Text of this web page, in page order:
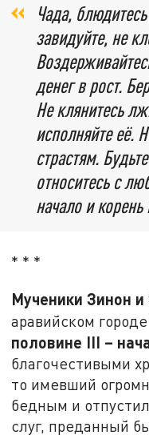
Чада,
завидуйте, не
денег в рост.
Не клянитесь
исполняйте её.
страстям.
относитесь с
начало и
* * *
Мученики Зинон и
аравийском
половине III –
благочестивыми
то имевший
бедным и
слуг, преданный